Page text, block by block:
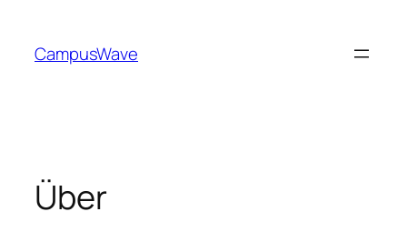
springen
CampusWave
Über